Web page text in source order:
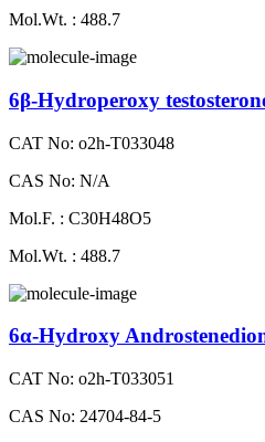
Mol.Wt. : 488.7
6β-Hydroperoxy
CAT No: o2h-T033048
CAS No: N/A
Mol.F. : C30H48O5
Mol.Wt. : 488.7
6α-Hydroxy
CAT No: o2h-T033051
CAS No: 24704-84-5